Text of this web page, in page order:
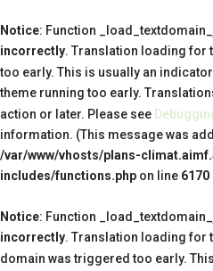
Notice: Function
incorrectly. Translation loading for
too early. This is usually an
theme running too early.
action or later. Please see
information. (This message was
/var/www/vhosts/plans-
includes/functions.php on line 6170
Notice: Function
incorrectly. Translation loading for
domain was triggered too early.